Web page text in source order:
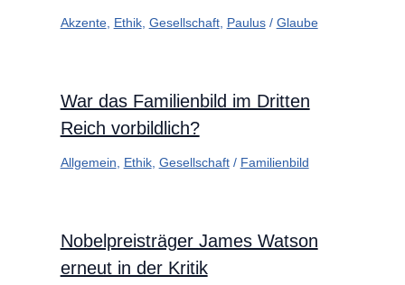
Akzente, Ethik, Gesellschaft, Paulus/ Glaube
War das Familienbild im Dritten
Reich vorbildlich?
Allgemein Ethik, Gesellschaft/ Familienbild
Nobelpreisträger James Watson
erneut in der Kritik